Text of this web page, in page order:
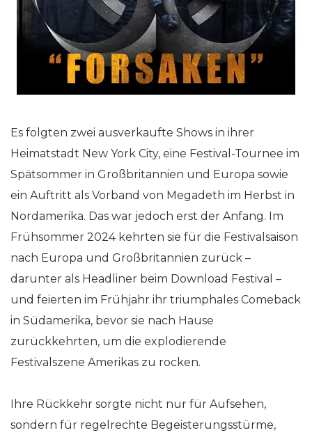
Es folgten zwei ausverkaufte Shows in ihrer
Heimatstadt New York City, eine Festival-Tournee im
Spätsommer in Großbritannien und Europa sowie
ein Auftritt als Vorband von Megadeth im Herbst in
Nordamerika. Das war jedoch erst der Anfang. Im
Frühsommer 2024 kehrten sie für die Festivalsaison
nach Europa und Großbritannien zurück –
darunter als Headliner beim Download Festival –
und feierten im Frühjahr ihr triumphales Comeback
in Südamerika, bevor sie nach Hause
zurückkehrten, um die explodierende
Festivalszene Amerikas zu rocken.
Ihre Rückkehr sorgte nicht nur für Aufsehen,
sondern für regelrechte Begeisterungsstürme,